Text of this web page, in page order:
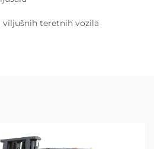
viljušnih teretnih vozila